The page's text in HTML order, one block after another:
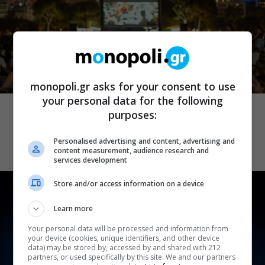
CINE NEWS
Park your Cinema: Δωρεάν προβολές
για μικρούς και μεγάλους τον Αύγουστο
και τον Σεπτέμβριο στο ΚΠΙΣΝ
monopoli.gr asks for your consent to use
your personal data for the following
purposes:
Personalised advertising and content, advertising and
content measurement, audience research and
services development
Store and/or access information on a device
Learn more
Your personal data will be processed and information from
your device (cookies, unique identifiers, and other device
data) may be stored by, accessed by and shared with 212
partners, or used specifically by this site. We and our partners